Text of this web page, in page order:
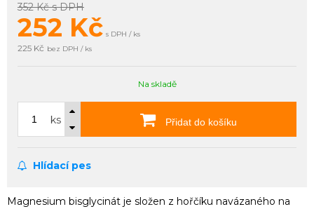
352 Kčs DPH
252 Kč s DPH / ks
225 Kč bez DPH / ks
Na skladě
ks Přidat do košíku
Hlídací pes
Magnesium bisglycinát je složen z hořčíku navázaného na